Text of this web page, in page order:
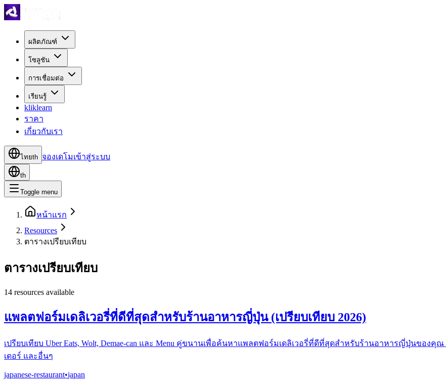
ผลิตภัณฑ์
โซลูชัน
การเชื่อมต่อ
เรียนรู้
kliklearn
ราคา
เกี่ยวกับเรา
ไทยth จองเดโมเข้าสู่ระบบ
th
Toggle menu
หน้าแรก
Resources
ตารางเปรียบเทียบ
ตารางเปรียบเทียบ
14 resources available
แพลตฟอร์มเดลิเวอรี่ที่ดีที่สุดสำหรับร้านอาหารญี่ปุ่น (เปรียบเทียบ 2026)
เปรียบเทียบ Uber Eats, Wolt, Demae-can และ Menu คู่ขนานเพื่อค้นหาแพลตฟอร์มเดลิเวอรี่ที่ดีที่สุดสำหรับร้านอาหารญี่ปุ่นขอ
เดอร์ และอื่นๆ
japanese-restaurant•japan